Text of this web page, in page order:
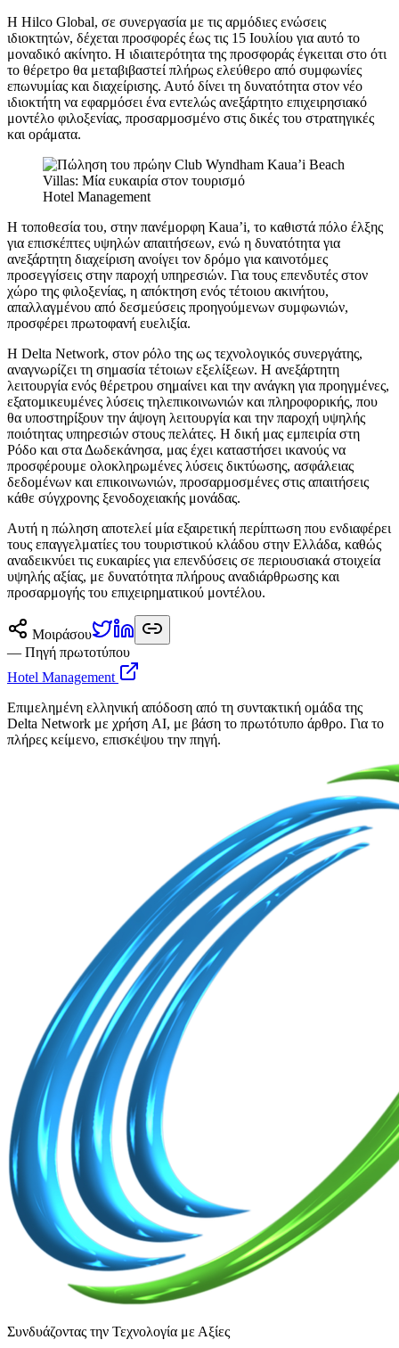
Η Hilco Global, σε συνεργασία με τις αρμόδιες ενώσεις
ιδιοκτητών, δέχεται προσφορές έως τις 15 Ιουλίου για αυτό το
μοναδικό ακίνητο. Η ιδιαιτερότητα της προσφοράς έγκειται στο ότι
το θέρετρο θα μεταβιβαστεί πλήρως ελεύθερο από συμφωνίες
επωνυμίας και διαχείρισης. Αυτό δίνει τη δυνατότητα στον νέο
ιδιοκτήτη να εφαρμόσει ένα εντελώς ανεξάρτητο επιχειρησιακό
μοντέλο φιλοξενίας, προσαρμοσμένο στις δικές του στρατηγικές
και οράματα.
Hotel Management
Η τοποθεσία του, στην πανέμορφη Kaua’i, το καθιστά πόλο έλξης
για επισκέπτες υψηλών απαιτήσεων, ενώ η δυνατότητα για
ανεξάρτητη διαχείριση ανοίγει τον δρόμο για καινοτόμες
προσεγγίσεις στην παροχή υπηρεσιών. Για τους επενδυτές στον
χώρο της φιλοξενίας, η απόκτηση ενός τέτοιου ακινήτου,
απαλλαγμένου από δεσμεύσεις προηγούμενων συμφωνιών,
προσφέρει πρωτοφανή ευελιξία.
Η Delta Network, στον ρόλο της ως τεχνολογικός συνεργάτης,
αναγνωρίζει τη σημασία τέτοιων εξελίξεων. Η ανεξάρτητη
λειτουργία ενός θέρετρου σημαίνει και την ανάγκη για προηγμένες,
εξατομικευμένες λύσεις τηλεπικοινωνιών και πληροφορικής, που
θα υποστηρίξουν την άψογη λειτουργία και την παροχή υψηλής
ποιότητας υπηρεσιών στους πελάτες. Η δική μας εμπειρία στη
Ρόδο και στα Δωδεκάνησα, μας έχει καταστήσει ικανούς να
προσφέρουμε ολοκληρωμένες λύσεις δικτύωσης, ασφάλειας
δεδομένων και επικοινωνιών, προσαρμοσμένες στις απαιτήσεις
κάθε σύγχρονης ξενοδοχειακής μονάδας.
Αυτή η πώληση αποτελεί μία εξαιρετική περίπτωση που ενδιαφέρει
τους επαγγελματίες του τουριστικού κλάδου στην Ελλάδα, καθώς
αναδεικνύει τις ευκαιρίες για επενδύσεις σε περιουσιακά στοιχεία
υψηλής αξίας, με δυνατότητα πλήρους αναδιάρθρωσης και
προσαρμογής του επιχειρηματικού μοντέλου.
Μοιράσου
— Πηγή πρωτοτύπου
Hotel Management
Επιμελημένη ελληνική απόδοση από τη συντακτική ομάδα της
Delta Network με χρήση AI, με βάση το πρωτότυπο άρθρο. Για το
πλήρες κείμενο, επισκέψου την πηγή.
Συνδυάζοντας την Τεχνολογία με Αξίες